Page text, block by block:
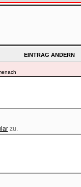
EINTRAG ÄNDERN
zu.